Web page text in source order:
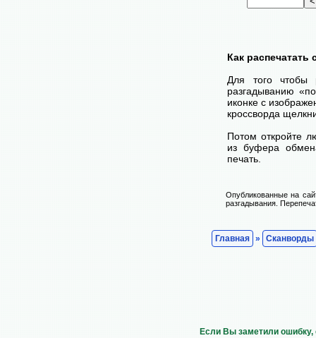
Как
Для того чтобы
разгадыванию
иконке с
кроссворда
Потом откройте
из буфера
печать.
Опубликованные на
разгадывания.
Главная » Сканворды
Если Вы заметили